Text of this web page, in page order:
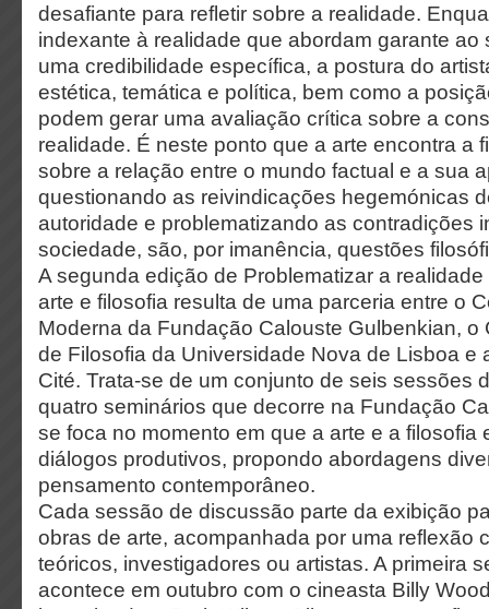
desafiante para refletir sobre a realidade.
indexante à realidade que abordam garante ao
uma credibilidade específica, a postura do
estética, temática e política, bem como a
podem gerar uma avaliação crítica sobre a
realidade. É neste ponto que a arte encontra a
sobre a relação entre o mundo factual e a sua
questionando as reivindicações hegemónicas
autoridade e problematizando as contradições
sociedade, são, por imanência, questões
A segunda edição de Problematizar a
arte e filosofia resulta de uma parceria entre o
Moderna da Fundação Calouste Gulbenkian, o
de Filosofia da Universidade Nova de Lisboa e
Cité. Trata-se de um conjunto de seis sessões
quatro seminários que decorre na Fundação
se foca no momento em que a arte e a filosofia
diálogos produtivos, propondo abordagens
pensamento contemporâneo.
Cada sessão de discussão parte da exibição
obras de arte, acompanhada por uma reflexão
teóricos, investigadores ou artistas. A primeira
acontece em outubro com o cineasta Billy